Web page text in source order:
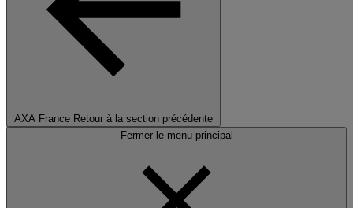
AXA France Retour à la section précédente
Fermer le menu principal